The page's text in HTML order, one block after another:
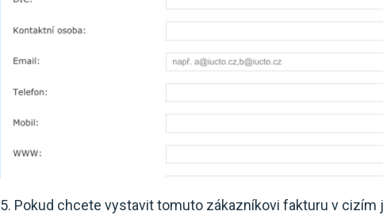
5. Pokud chcete vystavit tomuto zákazníkovi fakturu v